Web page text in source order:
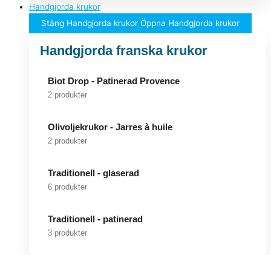
Handgjorda krukor
Stäng Handgjorda krukor Öppna Handgjorda krukor
Handgjorda franska krukor
Biot Drop - Patinerad Provence
2 produkter
Olivoljekrukor - Jarres à huile
2 produkter
Traditionell - glaserad
6 produkter
Traditionell - patinerad
3 produkter